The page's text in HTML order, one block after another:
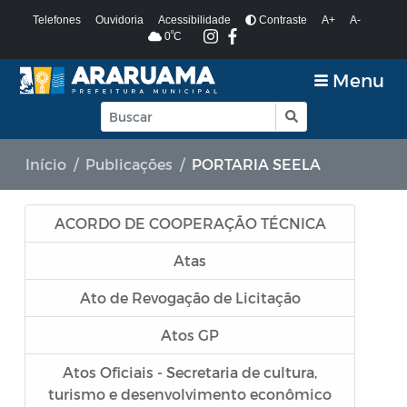
Telefones Ouvidoria Acessibilidade Contraste A+
A-
0ºC
Menu
Início Publicações PORTARIA SEELA
ACORDO DE COOPERAÇÃO TÉCNICA
Atas
Ato de Revogação de Licitação
Atos GP
Atos Oficiais - Secretaria de cultura,
turismo e desenvolvimento econômico